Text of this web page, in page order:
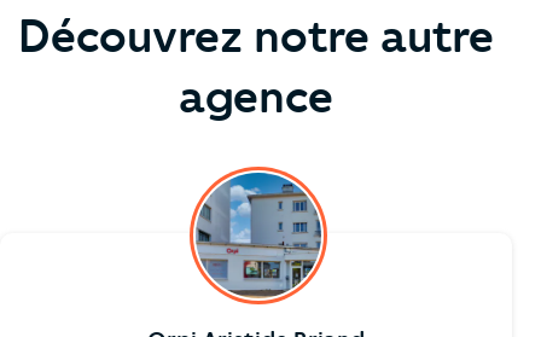
Découvrez notre autre
agence